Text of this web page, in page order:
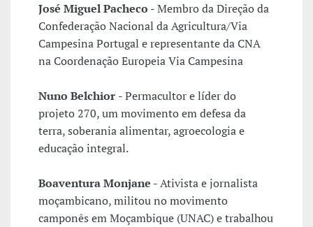
José Miguel Pacheco - Membro da Direção da
Confederação Nacional da Agricultura/Via
Campesina Portugal e representante da CNA
na Coordenação Europeia Via Campesina
Nuno Belchior - Permacultor e líder do
projeto 270, um movimento em defesa da
terra, soberania alimentar, agroecologia e
educação integral.
Boaventura Monjane - Ativista e jornalista
moçambicano, militou no movimento
camponês em Moçambique (UNAC) e trabalhou